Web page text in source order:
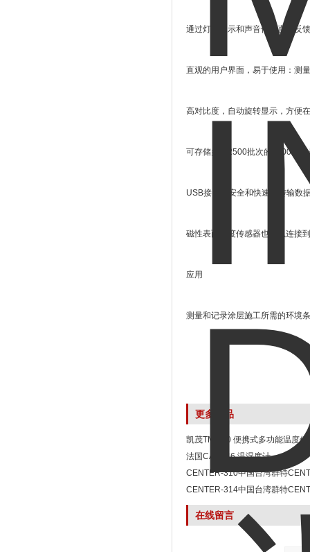
通过灯光显示和声音信号直接反
直观的用户界面，易于使用：测
高对比度，自动旋转显示，方便
可存储多达 2500批次的 250000
USB接口，安全和快速地传输数
磁性表面温度传感器也可以连接
应用
测量和记录涂层施工所需的环境
更多产品
凯茂TM 210 便携式多功能温度仪
法国CA 1246 温湿度计
CENTER-310中国台湾群特
湿度计价格
CENTER-314中国台湾群特
温湿度计
在线留言